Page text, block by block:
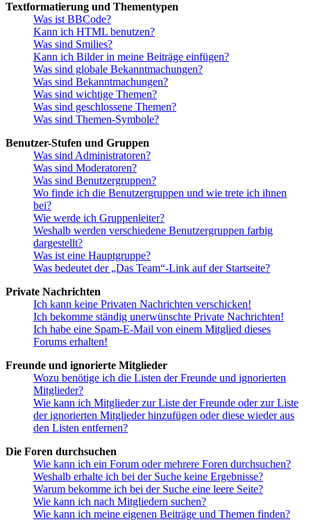
Textformatierung und Thementypen
Was ist BBCode?
Kann ich HTML benutzen?
Was sind Smilies?
Kann ich Bilder in meine Beiträge einfügen?
Was sind globale Bekanntmachungen?
Was sind Bekanntmachungen?
Was sind wichtige Themen?
Was sind geschlossene Themen?
Was sind Themen-Symbole?
Benutzer-Stufen und Gruppen
Was sind Administratoren?
Was sind Moderatoren?
Was sind Benutzergruppen?
Wo finde ich die Benutzergruppen und wie trete ich ihnen
bei?
Wie werde ich Gruppenleiter?
Weshalb werden verschiedene Benutzergruppen farbig
dargestellt?
Was ist eine Hauptgruppe?
Was bedeutet der „Das Team“-Link auf der Startseite?
Private Nachrichten
Ich kann keine Privaten Nachrichten verschicken!
Ich bekomme ständig unerwünschte Private Nachrichten!
Ich habe eine Spam-E-Mail von einem Mitglied dieses
Forums erhalten!
Freunde und ignorierte Mitglieder
Wozu benötige ich die Listen der Freunde und ignorierten
Mitglieder?
Wie kann ich Mitglieder zur Liste der Freunde oder zur Liste
der ignorierten Mitglieder hinzufügen oder diese wieder aus
den Listen entfernen?
Die Foren durchsuchen
Wie kann ich ein Forum oder mehrere Foren durchsuchen?
Weshalb erhalte ich bei der Suche keine Ergebnisse?
Warum bekomme ich bei der Suche eine leere Seite?
Wie kann ich nach Mitgliedern suchen?
Wie kann ich meine eigenen Beiträge und Themen finden?